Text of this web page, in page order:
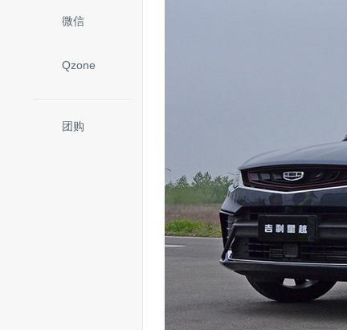
微信
Qzone
团购